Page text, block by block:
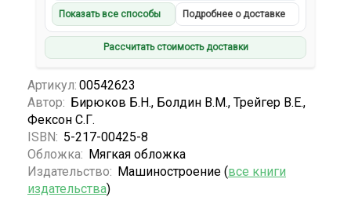
Показать все способы Подробнее о доставке
Рассчитать стоимость доставки
Артикул: 00542623
Автор: Бирюков Б.Н., Болдин В.М., Трейгер В.Е.,
Фексон С.Г.
ISBN: 5-217-00425-8
Обложка: Мягкая обложка
Издательство: Машиностроение (все книги
издательства)